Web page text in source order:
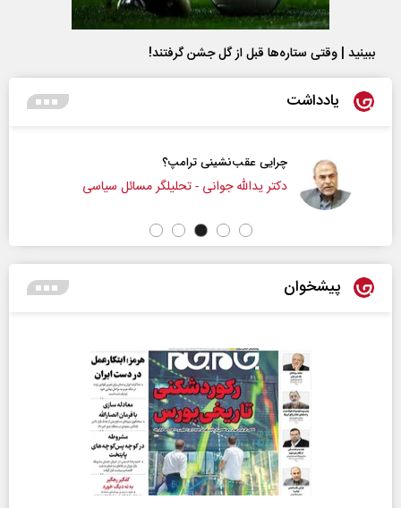
ببینید | وقتی ستاره‌ها قبل از گل جشن گرفتند!
یادداشت
چرایی عقب‌نشینی ترامپ؟
دکتر یدالله جوانی - تحلیلگر مسائل سیاسی
پیشخوان